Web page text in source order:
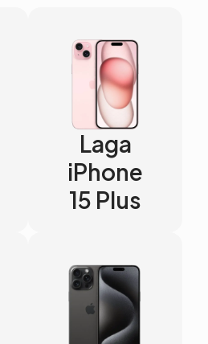
Laga
iPhone
15 Plus